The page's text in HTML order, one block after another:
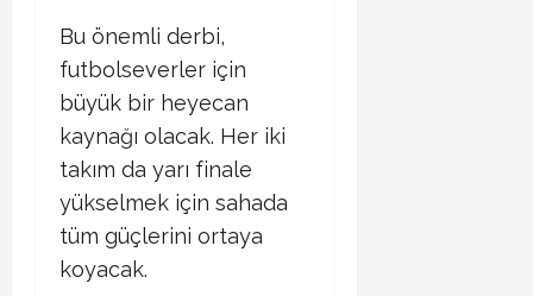
Bu önemli derbi,
futbolseverler için
büyük bir heyecan
kaynağı olacak. Her iki
takım da yarı finale
yükselmek için sahada
tüm güçlerini ortaya
koyacak.​